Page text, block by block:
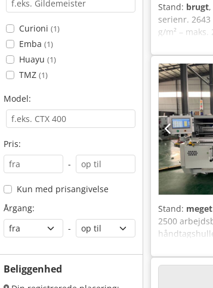
Curioni (1)
Emba (1)
Huayu (1)
TMZ (1)
Model:
Pris:
-
Kun med prisangivelse
Årgang:
-
Beliggenhed
Stand: brugt
serienr.
g/m² –
maks. 300
13.500 kg
Chodpfx
besigtiges
Stand:
2500